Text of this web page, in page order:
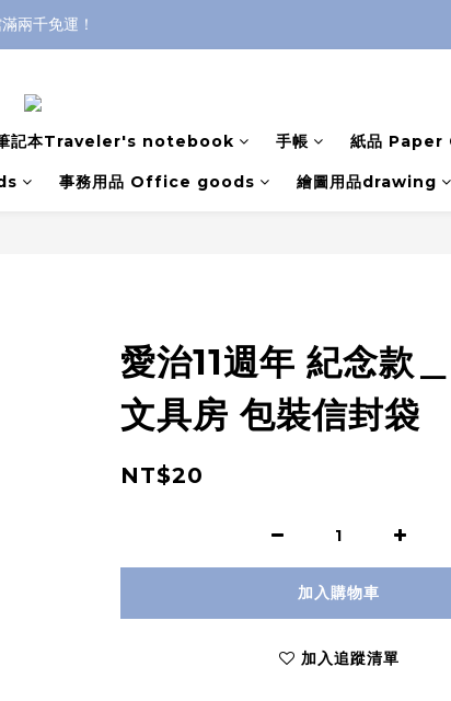
兩千免運！
兩千免運！
記本Traveler's notebook 手帳 紙品 Paper
事務用品 Office goods 繪圖用品drawing
愛治11週年 紀念款
文具房 包裝信封袋
NT$20
加入購物車
加入追蹤清單